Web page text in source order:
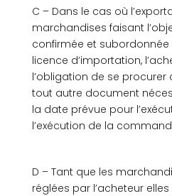
C – Dans le cas où
marchandises faisant
confirmée et subordonnée
licence d’importation,
l’obligation de se
tout autre document
la date prévue pour
l’exécution de la
D – Tant que les
réglées par l’acheteur